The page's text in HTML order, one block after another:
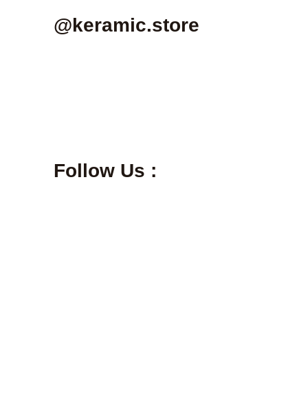
@keramic.store
Follow Us :